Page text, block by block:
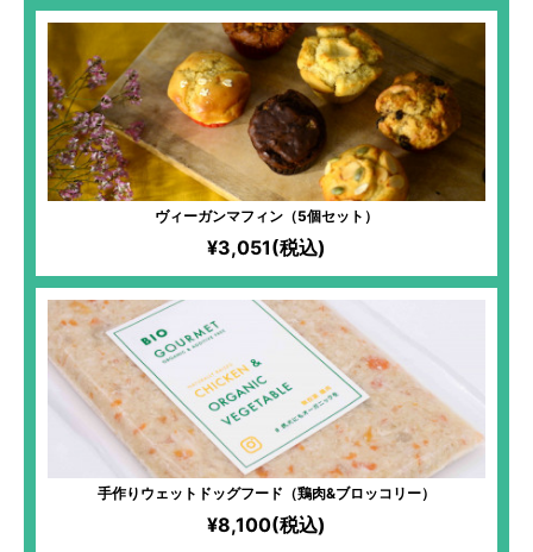
ヴィーガンマフィン（5個セット）
¥3,051(税込)
手作りウェットドッグフード（鶏肉&ブロッコリー）
¥8,100(税込)